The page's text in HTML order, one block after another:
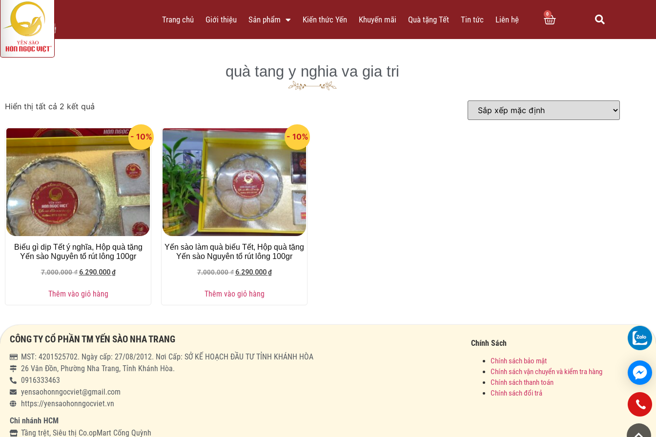
Trang chủ Giới thiệu Sản phẩm Kiến thức Yến Khuyến mãi Quà tặng Tết Tin tức Liên hệ
0
quà tang y nghia va gia tri
Hiển thị tất cả 2 kết quả
- 10%
Biếu gì dịp Tết ý nghĩa, Hộp quà tặng
Yến sào Nguyên tổ rút lông 100gr
7.000.000₫ 6.290.000₫
Thêm vào giỏ hàng
- 10%
Yến sào làm quà biếu Tết, Hộp quà tặng
Yến sào Nguyên tổ rút lông 100gr
7.000.000₫ 6.290.000₫
Thêm vào giỏ hàng
CÔNG TY CỔ PHẦN TM YẾN SÀO NHA TRANG
MST: 4201525702. Ngày cấp: 27/08/2012. Nơi Cấp: SỞ KẾ HOẠCH ĐẦU TƯ TỈNH KHÁNH HÒA
26 Vân Đồn, Phường Nha Trang, Tỉnh Khánh Hòa.
0916333463
yensaohonngocviet@gmail.com
https://yensaohonngocviet.vn
Chi nhánh HCM
Tầng trệt, Siêu thị Co.opMart Cống Quỳnh
Chính Sách
Chính sách bảo mật
Chính sách vận chuyển và kiểm tra hàng
Chính sách thanh toán
Chính sách đổi trả